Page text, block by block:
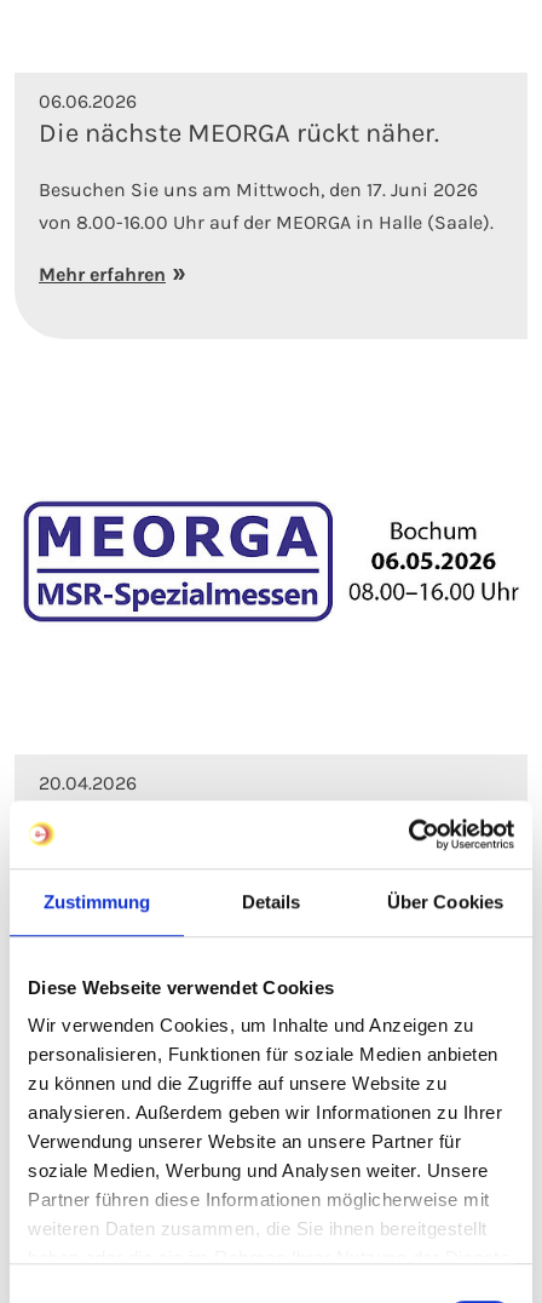
Zustimmung Details Über Cookies
Diese Webseite verwendet Cookies
Wir verwenden Cookies, um Inhalte und Anzeigen zu
personalisieren, Funktionen für soziale Medien anbieten
zu können und die Zugriffe auf unsere Website zu
analysieren. Außerdem geben wir Informationen zu Ihrer
Verwendung unserer Website an unsere Partner für
soziale Medien, Werbung und Analysen weiter. Unsere
Partner führen diese Informationen möglicherweise mit
weiteren Daten zusammen, die Sie ihnen bereitgestellt
06.06.2026
Die nächste MEORGA rückt näher.
Besuchen Sie uns am Mittwoch, den 17. Juni 2026
von 8.00-16.00 Uhr auf der MEORGA in Halle (Saale).
Mehr erfahren
20.04.2026
Die nächste MEORGA steht an
Am Mittwoch, den 06.05.2026 laden wir von 8.00-
16.00 Uhr herzlich zur MEORGA in Bochum ein.